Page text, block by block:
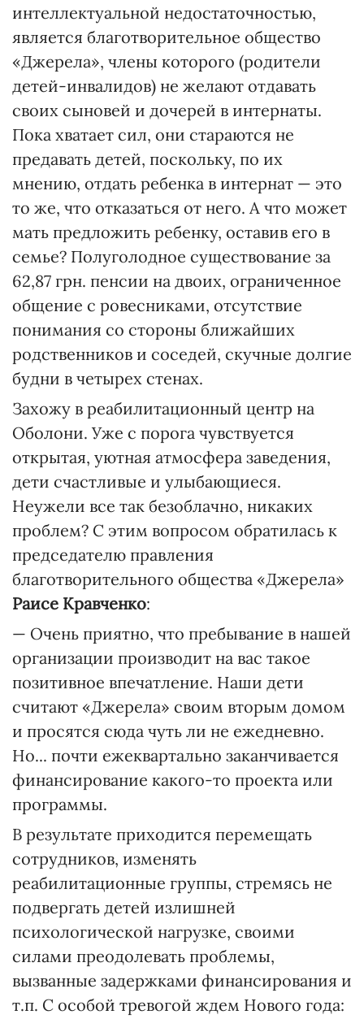
интеллектуальной недостаточностью,
является благотворительное общество
«Джерела», члены которого (родители
детей-инвалидов) не желают отдавать
своих сыновей и дочерей в интернаты.
Пока хватает сил, они стараются не
предавать детей, поскольку, по их
мнению, отдать ребенка в интернат — это
то же, что отказаться от него. А что может
мать предложить ребенку, оставив его в
семье? Полуголодное существование за
62,87 грн. пенсии на двоих, ограниченное
общение с ровесниками, отсутствие
понимания со стороны ближайших
родственников и соседей, скучные долгие
будни в четырех стенах.
Захожу в реабилитационный центр на
Оболони. Уже с порога чувствуется
открытая, уютная атмосфера заведения,
дети счастливые и улыбающиеся.
Неужели все так безоблачно, никаких
проблем? С этим вопросом обратилась к
председателю правления
благотворительного общества «Джерела»
Раисе Кравченко:
— Очень приятно, что пребывание в нашей
организации производит на вас такое
позитивное впечатление. Наши дети
считают «Джерела» своим вторым домом
и просятся сюда чуть ли не ежедневно.
Но... почти ежеквартально заканчивается
финансирование какого-то проекта или
программы.
В результате приходится перемещать
сотрудников, изменять
реабилитационные группы, стремясь не
подвергать детей излишней
психологической нагрузке, своими
силами преодолевать проблемы,
вызванные задержками финансирования и
т.п. С особой тревогой ждем Нового года: